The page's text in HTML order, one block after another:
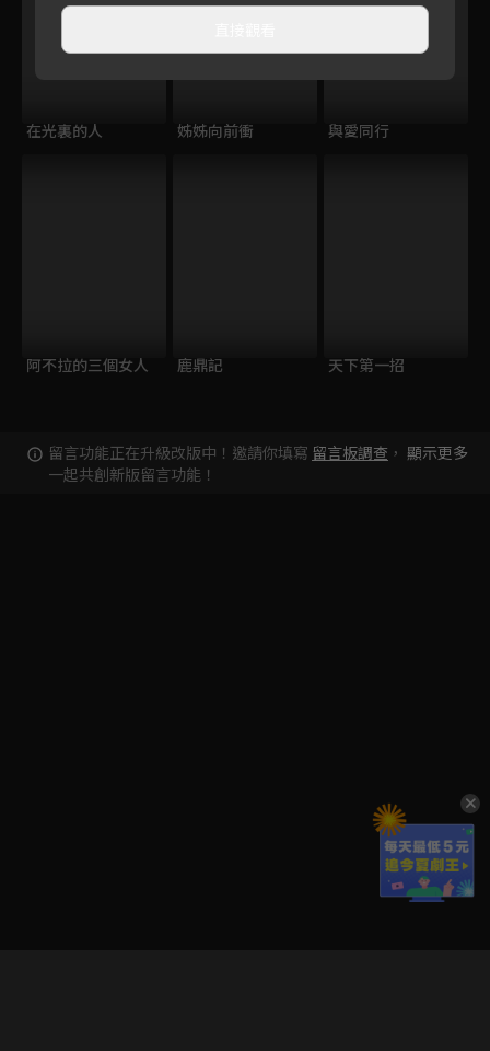
在光裏的人 姊姊向前衝 與愛同行
阿不拉的三個女人 鹿鼎記 天下第一招
留言功能正在升級改版中！邀請你填寫 留言板調查 ，
一起共創新版留言功能！
顯示更多